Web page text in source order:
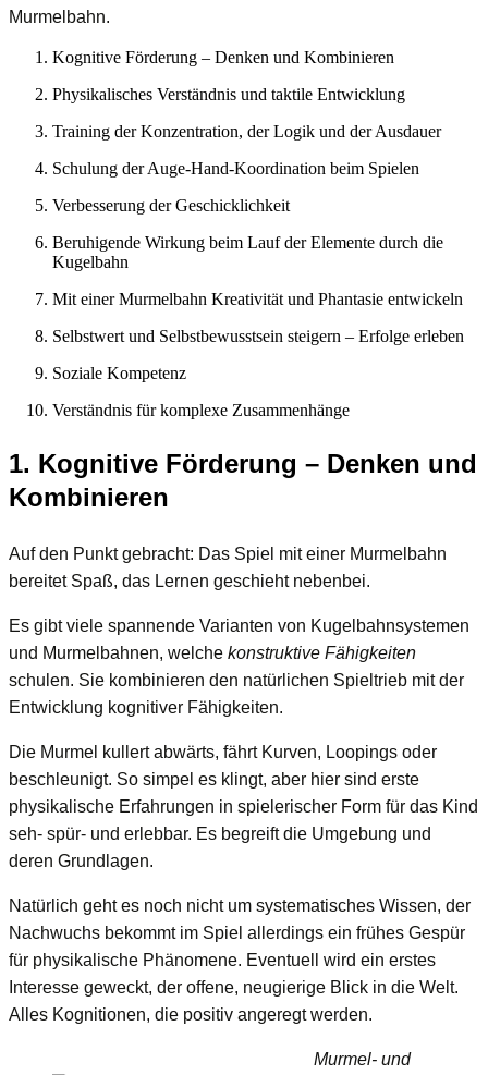
Murmelbahn.
Kognitive Förderung – Denken und Kombinieren
Physikalisches Verständnis und taktile Entwicklung
Training der Konzentration, der Logik und der Ausdauer
Schulung der Auge-Hand-Koordination beim Spielen
Verbesserung der Geschicklichkeit
Beruhigende Wirkung beim Lauf der Elemente durch die
Kugelbahn
Mit einer Murmelbahn Kreativität und Phantasie entwickeln
Selbstwert und Selbstbewusstsein steigern – Erfolge erleben
Soziale Kompetenz
Verständnis für komplexe Zusammenhänge
1. Kognitive Förderung – Denken und
Kombinieren
Auf den Punkt gebracht: Das Spiel mit einer Murmelbahn
bereitet Spaß, das Lernen geschieht nebenbei.
Es gibt viele spannende Varianten von Kugelbahnsystemen
und Murmelbahnen, welche konstruktive Fähigkeiten
schulen. Sie kombinieren den natürlichen Spieltrieb mit der
Entwicklung kognitiver Fähigkeiten.
Die Murmel kullert abwärts, fährt Kurven, Loopings oder
beschleunigt. So simpel es klingt, aber hier sind erste
physikalische Erfahrungen in spielerischer Form für das Kind
seh- spür- und erlebbar. Es begreift die Umgebung und
deren Grundlagen.
Natürlich geht es noch nicht um systematisches Wissen, der
Nachwuchs bekommt im Spiel allerdings ein frühes Gespür
für physikalische Phänomene. Eventuell wird ein erstes
Interesse geweckt, der offene, neugierige Blick in die Welt.
Alles Kognitionen, die positiv angeregt werden.
Murmel- und